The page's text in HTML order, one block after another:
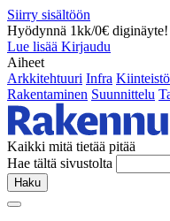
Siirry sisältöön
Hyödynnä 1kk/0€ diginäyte!
Lue lisää Kirjaudu
Aiheet
Arkkitehtuuri Infra
Rakentaminen Suunnittelu
Kaikki mitä tietää pitää
Hae tältä sivustolta
Haku